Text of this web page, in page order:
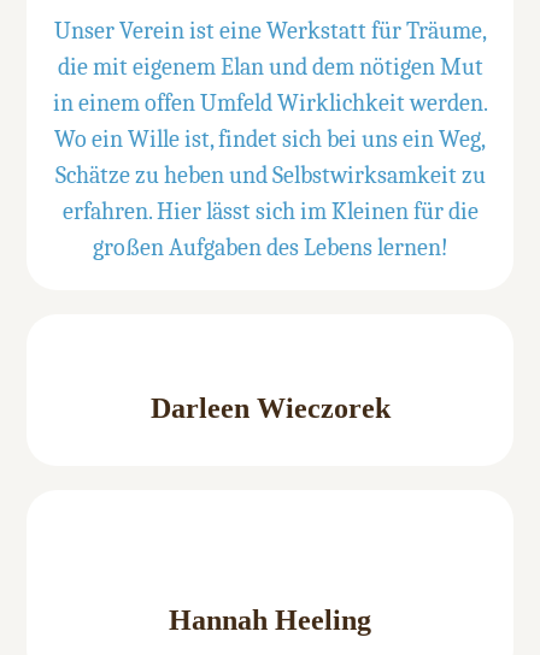
Unser Verein ist eine Werkstatt für Träume,
die mit eigenem Elan und dem nötigen Mut
in einem offen Umfeld Wirklichkeit werden.
Wo ein Wille ist, findet sich bei uns ein Weg,
Schätze zu heben und Selbstwirksamkeit zu
erfahren. Hier lässt sich im Kleinen für die
großen Aufgaben des Lebens lernen!
Darleen Wieczorek
Hannah Heeling